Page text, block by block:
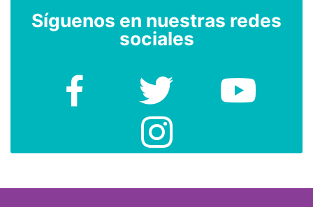
Síguenos en nuestras redes
sociales